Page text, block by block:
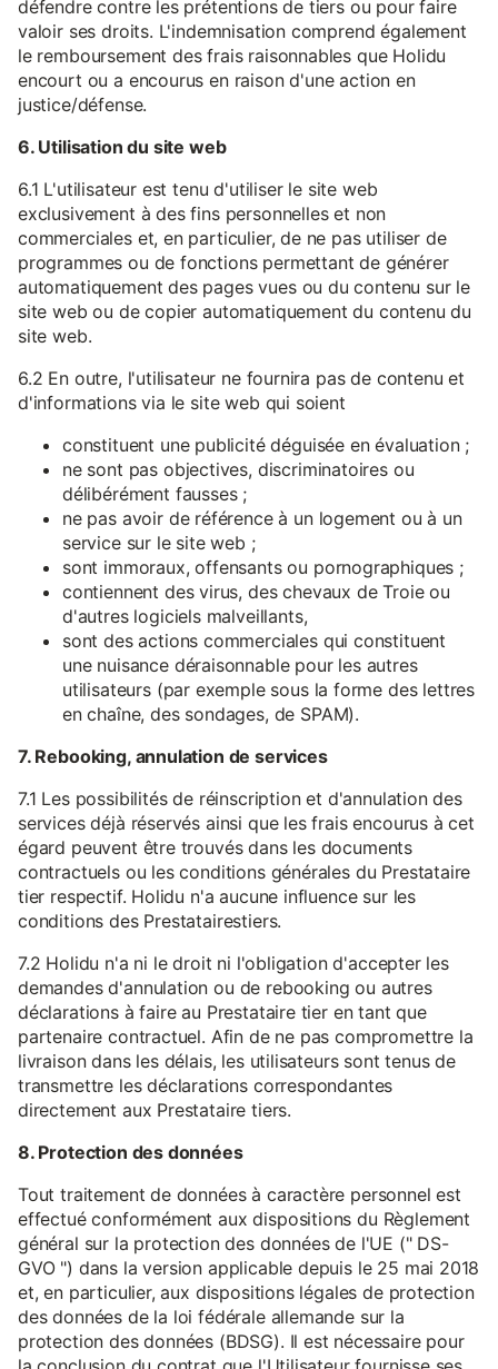
défendre contre les prétentions de tiers ou pour faire
valoir ses droits. L'indemnisation comprend également
le remboursement des frais raisonnables que Holidu
encourt ou a encourus en raison d'une action en
justice/défense.
6. Utilisation du site web
6.1 L'utilisateur est tenu d'utiliser le site web
exclusivement à des fins personnelles et non
commerciales et, en particulier, de ne pas utiliser de
programmes ou de fonctions permettant de générer
automatiquement des pages vues ou du contenu sur le
site web ou de copier automatiquement du contenu du
site web.
6.2 En outre, l'utilisateur ne fournira pas de contenu et
d'informations via le site web qui soient
constituent une publicité déguisée en évaluation ;
ne sont pas objectives, discriminatoires ou
délibérément fausses ;
ne pas avoir de référence à un logement ou à un
service sur le site web ;
sont immoraux, offensants ou pornographiques ;
contiennent des virus, des chevaux de Troie ou
d'autres logiciels malveillants,
sont des actions commerciales qui constituent
une nuisance déraisonnable pour les autres
utilisateurs (par exemple sous la forme des lettres
en chaîne, des sondages, de SPAM).
7. Rebooking, annulation de services
7.1 Les possibilités de réinscription et d'annulation des
services déjà réservés ainsi que les frais encourus à cet
égard peuvent être trouvés dans les documents
contractuels ou les conditions générales du Prestataire
tier respectif. Holidu n'a aucune influence sur les
conditions des Prestatairestiers.
7.2 Holidu n'a ni le droit ni l'obligation d'accepter les
demandes d'annulation ou de rebooking ou autres
déclarations à faire au Prestataire tier en tant que
partenaire contractuel. Afin de ne pas compromettre la
livraison dans les délais, les utilisateurs sont tenus de
transmettre les déclarations correspondantes
directement aux Prestataire tiers.
8. Protection des données
Tout traitement de données à caractère personnel est
effectué conformément aux dispositions du Règlement
général sur la protection des données de l'UE (" DS-
GVO ") dans la version applicable depuis le 25 mai 2018
et, en particulier, aux dispositions légales de protection
des données de la loi fédérale allemande sur la
protection des données (BDSG). Il est nécessaire pour